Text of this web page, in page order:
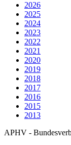
2026
2025
2024
2023
2022
2021
2020
2019
2018
2017
2016
2015
2013
APHV -